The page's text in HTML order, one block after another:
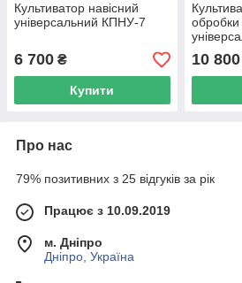
Культиватор навісний
універсальний КПНУ-7
6 700 ₴
Купити
10 800
Про нас
79% позитивних з 25 відгуків за рік
Працює з 10.09.2019
м. Дніпро
Дніпро, Україна